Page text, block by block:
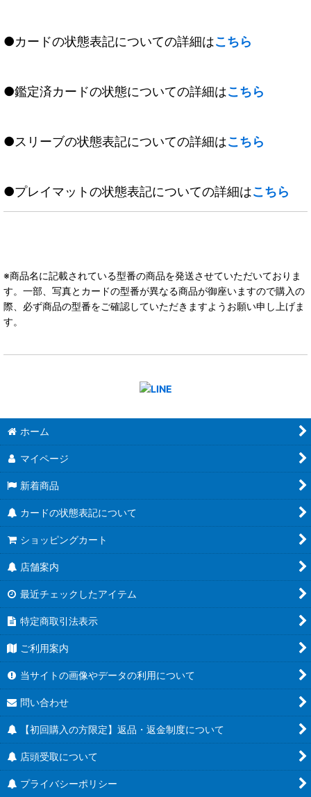
●カードの状態表記についての詳細はこちら
●鑑定済カードの状態についての詳細はこちら
●スリーブの状態表記についての詳細はこちら
●プレイマットの状態表記についての詳細はこちら
※商品名に記載されている型番の商品を発送させていただいておりま
す。一部、写真とカードの型番が異なる商品が御座いますので購入の
際、必ず商品の型番をご確認していただきますようお願い申し上げま
す。
ホーム
マイページ
新着商品
カードの状態表記について
ショッピングカート
店舗案内
最近チェックしたアイテム
特定商取引法表示
ご利用案内
当サイトの画像やデータの利用について
問い合わせ
【初回購入の方限定】返品・返金制度について
店頭受取について
プライバシーポリシー